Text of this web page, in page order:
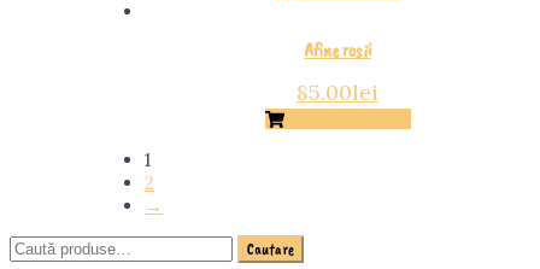
Afine rosii
85.00lei
Citește mai mult
1
2
→
Cautare